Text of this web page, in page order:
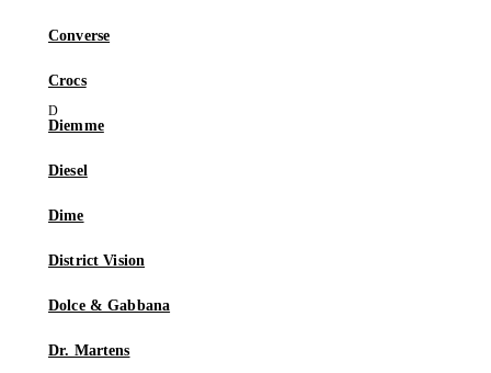
Converse
Crocs
Diemme
Diesel
Dime
District Vision
Dolce & Gabbana
Dr. Martens